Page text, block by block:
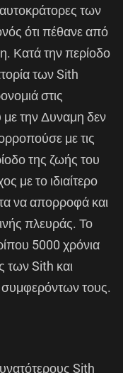
των
ότι πέθανε από
Κατά την περίοδο
των Sith
στις
με την Δυναμη δεν
με τις
της ζωής του
με το ιδιαίτερο
να απορροφά και
πλευράς. Το
5000 χρόνια
των Sith και
τoυς.
Sith